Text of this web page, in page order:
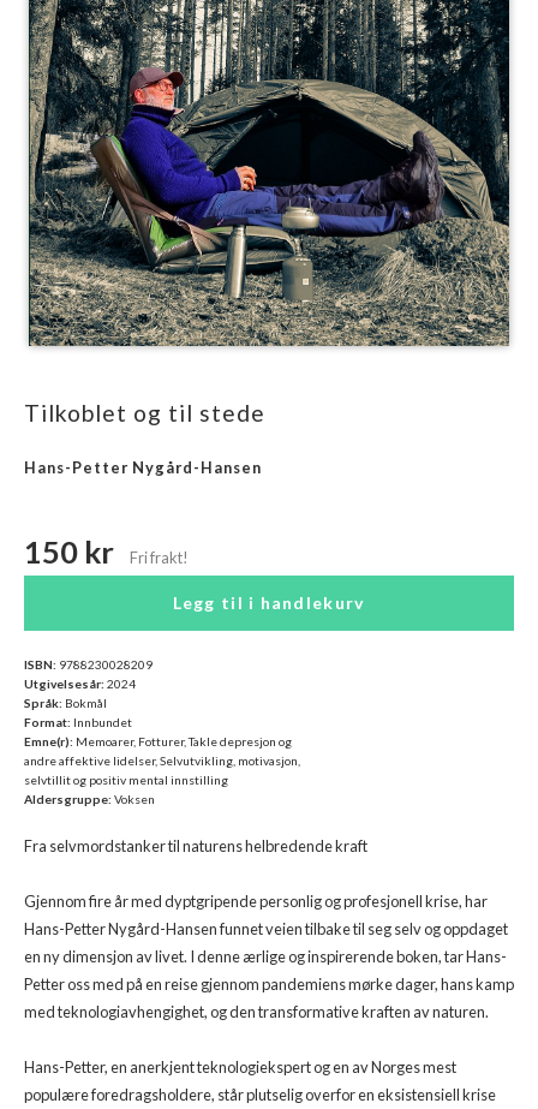
Tilkoblet og til stede
Hans-Petter Nygård-Hansen
150 kr
Legg til i handlekurv
Fra selvmordstanker til naturens helbredende kraft
Gjennom fire år med dyptgripende personlig og profesjonell krise, har
Hans-Petter Nygård-Hansen funnet veien tilbake til seg selv og oppdaget
en ny dimensjon av livet. I denne ærlige og inspirerende boken, tar Hans-
Petter oss med på en reise gjennom pandemiens mørke dager, hans kamp
med teknologiavhengighet, og den transformative kraften av naturen.
Hans-Petter, en anerkjent teknologiekspert og en av Norges mest
populære foredragsholdere, står plutselig overfor en eksistensiell krise
ISBN: 9788230028209
Utgivelsesår: 2024
Språk: Bokmål
Format: Innbundet
Emne(r): Memoarer, Fotturer, Takle depresjon og
andre affektive lidelser, Selvutvikling, motivasjon,
selvtillit og positiv mental innstilling
Aldersgruppe: Voksen